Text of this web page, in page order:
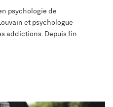
psychologie de
et psychologue
addictions. Depuis fin